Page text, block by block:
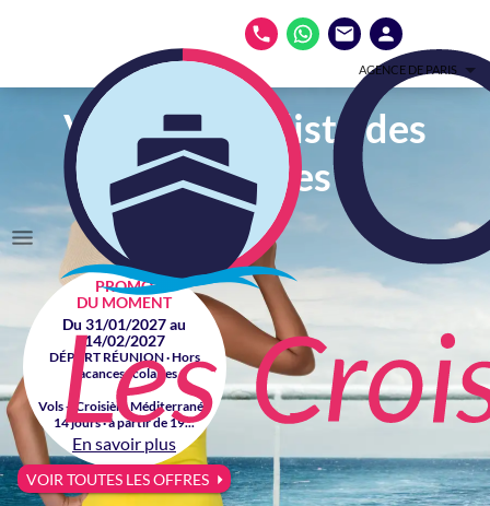
AGENCE DE PARIS
Votre spécialiste des
croisières
PROMO
DU MOMENT
Du 31/01/2027 au
14/02/2027
DÉPART RÉUNION · Hors
vacances scolaires
Vols + Croisière Méditerranée
14 jours · à partir de 19...
En savoir plus
VOIR TOUTES LES OFFRES